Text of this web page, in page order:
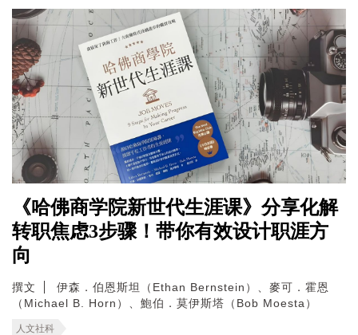
《哈佛商学院新世代生涯课》分享化解
转职焦虑3步骤！带你有效设计职涯方
向
撰文
伊森．伯恩斯坦（Ethan Bernstein）、麥可．霍恩
（Michael B. Horn）、鮑伯．莫伊斯塔（Bob Moesta）
人文社科